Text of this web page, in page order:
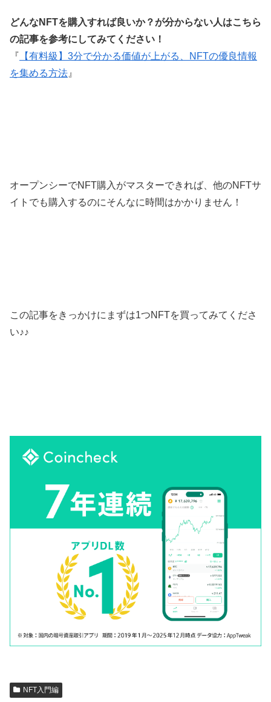
どんなNFTを購入すれば良いか？が分からない人はこちら
の記事を参考にしてみてください！
『 【有料級】3分で分かる価値が上がる、NFTの優良情報
を集める方法 』
オープンシーでNFT購入がマスターできれば、他のNFTサ
イトでも購入するのにそんなに時間はかかりません！
この記事をきっかけにまずは1つNFTを買ってみてくださ
い♪♪
NFT入門編